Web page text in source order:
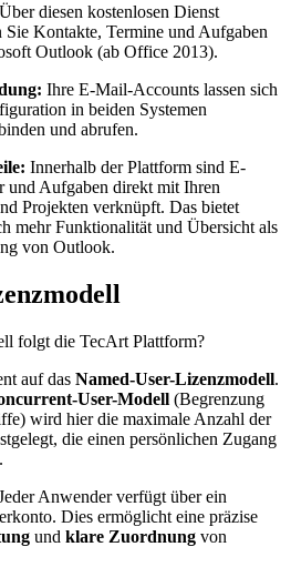
Über diesen kostenlosen Dienst
Sie Kontakte, Termine und Aufgaben
Outlook (ab Office 2013).
Ihre E-Mail-Accounts lassen sich
in beiden Systemen
und abrufen.
Innerhalb der Plattform sind E-
und Aufgaben direkt mit Ihren
Projekten verknüpft. Das bietet
mehr Funktionalität und Übersicht als
von Outlook.
folgt die TecArt Plattform?
auf das Named-User-Lizenzmodell.
User-Modell (Begrenzung
wird hier die maximale Anzahl der
die einen persönlichen Zugang
Anwender verfügt über ein
Dies ermöglicht eine präzise
und klare Zuordnung von